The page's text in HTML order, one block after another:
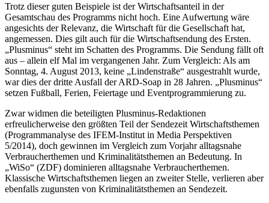
Trotz dieser guten Beispiele ist der Wirtschaftsanteil in der
Gesamtschau des Programms nicht hoch. Eine Aufwertung wäre
angesichts der Relevanz, die Wirtschaft für die Gesellschaft hat,
angemessen. Dies gilt auch für die Wirtschaftsendung des Ersten.
„Plus­minus“ steht im Schatten des Programms. Die Sendung fällt oft
aus – allein elf Mal im vergangenen Jahr. Zum Vergleich: Als am
Sonntag, 4. August 2013, keine „Lindenstraße“ ausgestrahlt wurde,
war dies der dritte Ausfall der ARD-Soap in 28 Jahren. „Plusminus“
setzen Fußball, Ferien, Feiertage und Eventprogrammierung zu.
Zwar widmen die beteiligten Plusminus-Redaktionen
erfreulicherweise den größten Teil der Sendezeit Wirtschafts­themen
(Programmanalyse des IFEM-Institut in Media Perspektiven
5/2014), doch gewinnen im Vergleich zum Vorjahr alltagsnahe
Verbraucherthemen und Kriminalitäts­themen an Bedeutung. In
„WiSo“ (ZDF) dominieren alltagsnahe Verbraucherthemen.
Klassische Wirtschaftsthemen liegen an zweiter Stelle, verlieren aber
ebenfalls zugunsten von Kriminalitätsthemen an Sendezeit.